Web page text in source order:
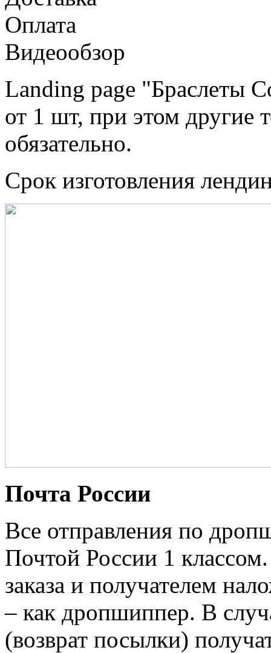
Оплата
Видеообзор
Landing page "Браслеты
от 1 шт, при этом другие
обязательно.
Срок изготовления
Почта России
Все отправления по
Почтой России 1
заказа и получателем
– как дропшиппер. В
(возврат посылки)